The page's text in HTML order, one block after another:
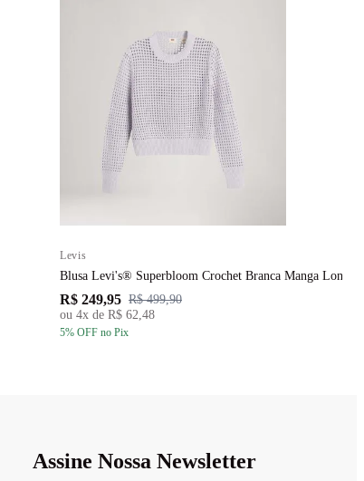
Levis
Blusa Levi's® Superbloom Crochet Branca Manga Longa
R$ 249,95 R$ 499,90
ou 4x de R$ 62,48
5% OFF no Pix
Assine Nossa Newsletter